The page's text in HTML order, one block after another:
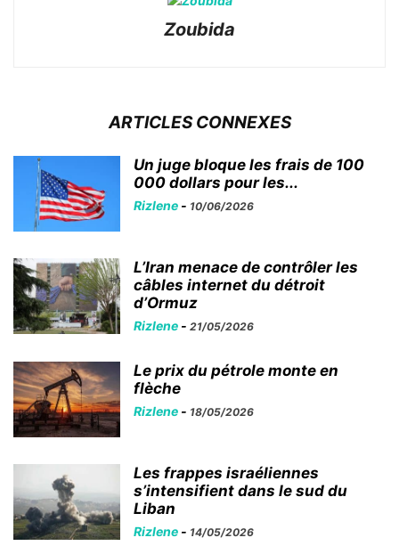
Zoubida
ARTICLES CONNEXES
Un juge bloque les frais de 100
000 dollars pour les...
Rizlene - 10/06/2026
L’Iran menace de contrôler les
câbles internet du détroit
d’Ormuz
Rizlene - 21/05/2026
Le prix du pétrole monte en
flèche
Rizlene - 18/05/2026
Les frappes israéliennes
s’intensifient dans le sud du
Liban
Rizlene - 14/05/2026